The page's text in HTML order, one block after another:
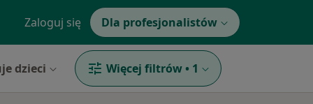
Zaloguj się Dla profesjonalistów
dzieci Więcej filtrów • 1